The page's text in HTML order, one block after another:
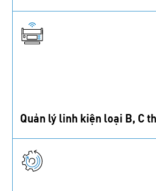
nghiêm ngặt để đảm bảo chất
đầu.
Quản lý linh kiện loại B, C
ứng - Smart Factory Logistics